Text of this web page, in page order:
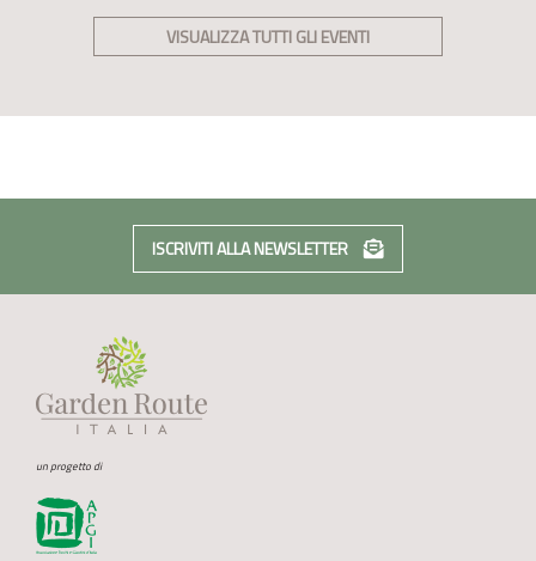
VISUALIZZA TUTTI GLI EVENTI
ISCRIVITI ALLA NEWSLETTER
un progetto di